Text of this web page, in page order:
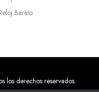
Barato
los derechos reservados.